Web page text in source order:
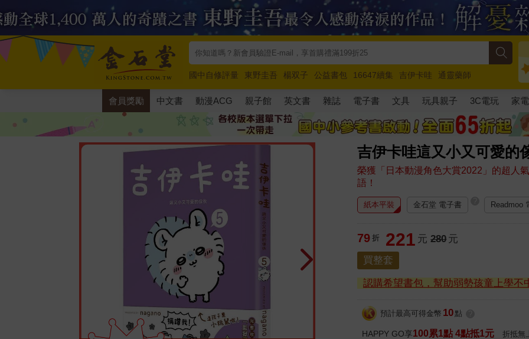
國中自修評量 東野圭吾 楊双子 公益書包 16647續集 吉伊卡哇
通靈藥師
唯紅花綻放
奧德賽 路邊攤新作 馬斯克 玩具總動員5 超慢跑
會員獎勵 中文書 動漫ACG 親子館 英文書 雜誌 電子書 文具 玩具親子 3C電玩 家電
吉伊卡哇這又小又可愛的
榮獲「日本動漫角色大賞2022」的超人
語！
紙本平裝 金石堂 電子書 Readmoo
79 折 221 元 280 元
買整套
認購希望書包，幫助弱勢孩童上學不
預計最高可得金幣 10 點
HAPPY GO享100累1點 4點抵1元 折抵無